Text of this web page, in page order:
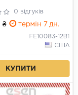
0 відгуків
₴ термін 7 дн.
FE10083-12B1
США
КУПИТИ